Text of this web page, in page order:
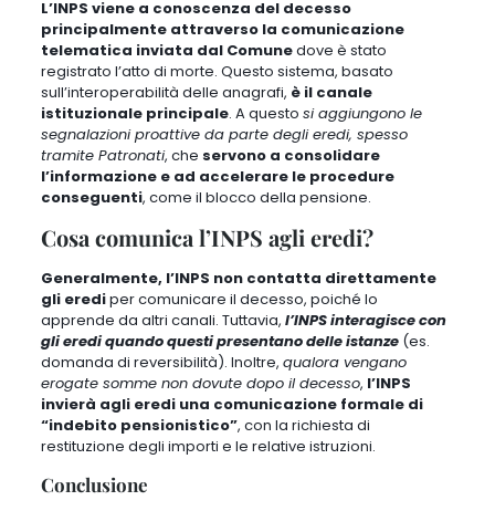
L’INPS viene a conoscenza del decesso
principalmente attraverso la comunicazione
telematica inviata dal Comunedove è stato
registrato l’atto di morte. Questo sistema, basato
sull’interoperabilità delle anagrafi, è il canale
istituzionale principale. A questo si aggiungono le
segnalazioni proattive da parte degli eredi, spesso
tramite Patronati, che servono a consolidare
l’informazione e ad accelerare le procedure
conseguenti, come il blocco della pensione.
Cosa comunica l’INPS agli eredi?
Generalmente, l’INPS non contatta direttamente
gli erediper comunicare il decesso, poiché lo
apprende da altri canali. Tuttavia, l’INPS interagisce con
gli eredi quando questi presentano delle istanze(es.
domanda di reversibilità). Inoltre, qualora vengano
erogate somme non dovute dopo il decesso, l’INPS
invierà agli eredi una comunicazione formale di
“indebito pensionistico”, con la richiesta di
restituzione degli importi e le relative istruzioni.
Conclusione